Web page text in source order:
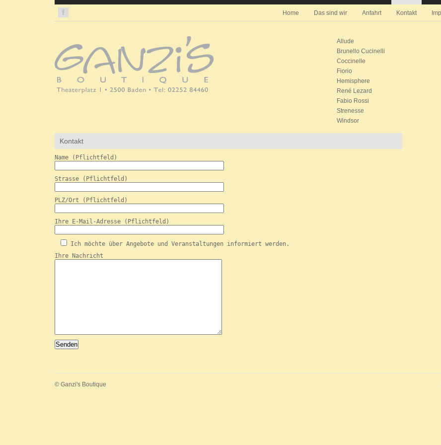
Home Das sind wir Anfahrt Kontakt
Allude
Brunello Cucinelli
Coccinelle
Fiorio
Hemisphere
René Lezard
Fabio Rossi
Strenesse
Windsor
Kontakt
Name (Pflichtfeld)
Strasse (Pflichtfeld)
PLZ/Ort (Pflichtfeld)
Ihre E-Mail-Adresse (Pflichtfeld)
Ich möchte über Angebote und Veranstaltungen informiert werden.
Ihre Nachricht
© Ganzi's Boutique